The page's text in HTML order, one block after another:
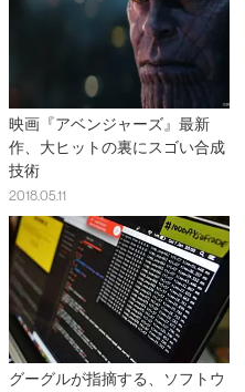
映画『アベンジャーズ』最新
作、大ヒットの裏にスゴい合成
技術
2018.05.11
グーグルが指摘する、ソフトウ